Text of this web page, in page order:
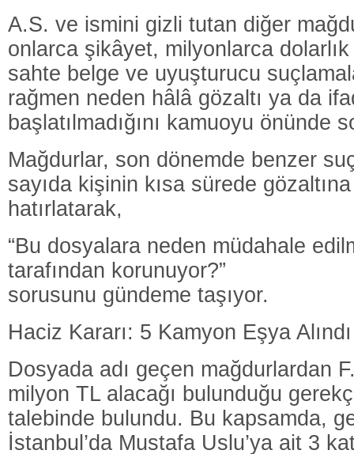
A.S. ve ismini gizli tutan diğer
onlarca şikâyet, milyonlarca
sahte belge ve uyuşturucu
rağmen neden hâlâ gözaltı ya da
başlatılmadığını kamuoyu önünde
Mağdurlar, son dönemde benzer
sayıda kişinin kısa sürede gözaltına
hatırlatarak,
“Bu dosyalara neden müdahale
tarafından korunuyor?”
sorusunu gündeme taşıyor.
Haciz Kararı: 5 Kamyon Eşya Alındı
Dosyada adı geçen mağdurlardan
milyon TL alacağı bulunduğu
talebinde bulundu. Bu kapsamda,
İstanbul’da Mustafa Uslu’ya ait 3